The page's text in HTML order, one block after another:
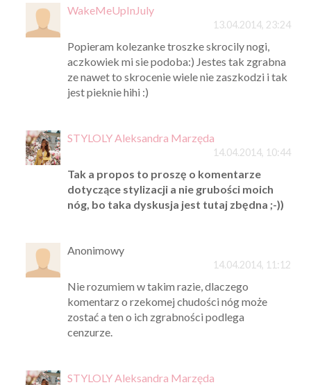
WakeMeUpInJuly
13.04.2014, 23:24
Popieram kolezanke troszke skrocily nogi,
aczkowiek mi sie podoba:) Jestes tak zgrabna
ze nawet to skrocenie wiele nie zaszkodzi i tak
jest pieknie hihi :)
STYLOLY Aleksandra Marzęda
14.04.2014, 10:44
Tak a propos to proszę o komentarze
dotyczące stylizacji a nie grubości moich
nóg, bo taka dyskusja jest tutaj zbędna ;-))
Anonimowy
14.04.2014, 11:12
Nie rozumiem w takim razie, dlaczego
komentarz o rzekomej chudości nóg może
zostać a ten o ich zgrabności podlega
cenzurze.
STYLOLY Aleksandra Marzęda